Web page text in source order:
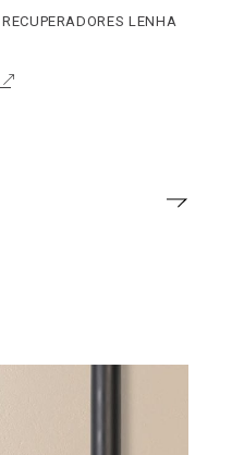
RECUPERADORES LENHA